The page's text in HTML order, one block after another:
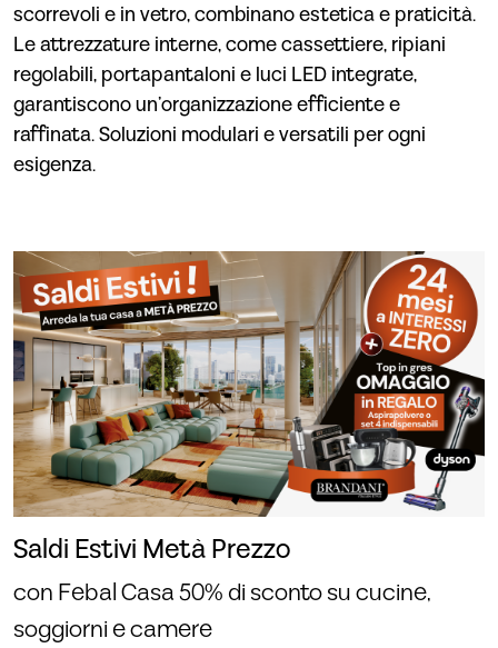
scorrevoli e in vetro, combinano estetica e praticità.
Le attrezzature interne, come cassettiere, ripiani
regolabili, portapantaloni e luci LED integrate,
garantiscono un’organizzazione efficiente e
raffinata. Soluzioni modulari e versatili per ogni
esigenza.
Saldi Estivi Metà Prezzo
con Febal Casa 50% di sconto su cucine,
soggiorni e camere